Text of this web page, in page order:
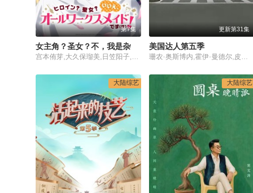
第7集 更新第31集
美国达人第五季
大陆综艺 大陆综艺